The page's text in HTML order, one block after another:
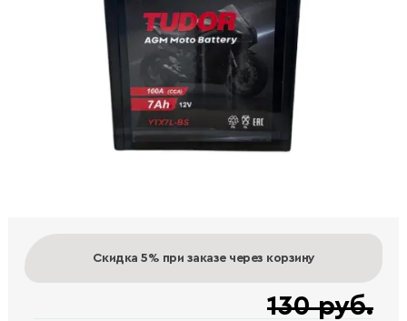
Скидка 5% при заказе через корзину
130 руб.